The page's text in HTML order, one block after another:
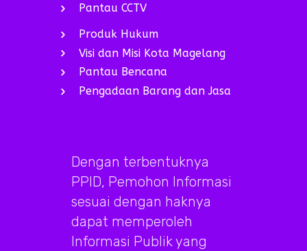
Pantau CCTV
Produk Hukum
Visi dan Misi Kota Magelang
Pantau Bencana
Pengadaan Barang dan Jasa
Dengan terbentuknya
PPID, Pemohon Informasi
sesuai dengan haknya
dapat memperoleh
Informasi Publik yang